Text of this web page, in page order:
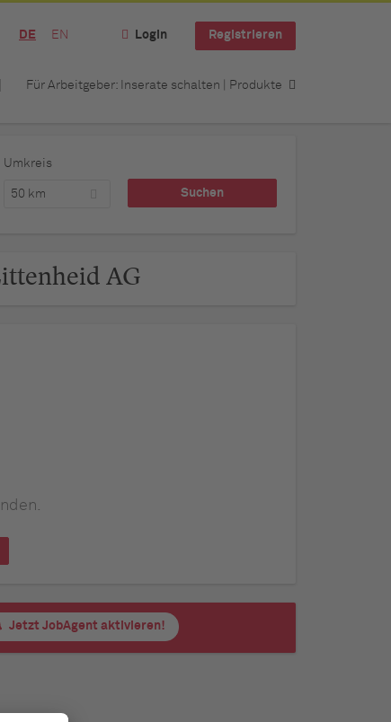
DE EN Login Registrieren
Für Arbeitgeber: Inserate schalten | Produkte
Umkreis
50 km
AG
Jetzt JobAgent aktivieren!